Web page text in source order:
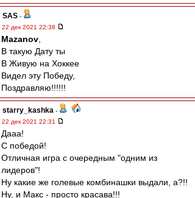
SAS -
22 дек 2021 22:38
Mazanov
В такую Дату ты
В Живую на Хоккее
Видел эту Победу,
Поздравляю!!!!!!
starry_kashka -
22 дек 2021 22:31
Дааа!
С победой!
Отличная игра с очередным "одним из
лидеров"!
Ну какие же голевые комбинашки выдали, а?!!
Ну, и Макс - просто красава!!!